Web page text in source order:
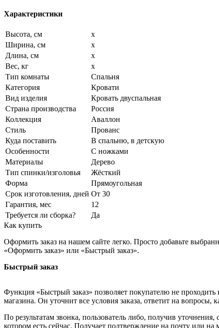
Характеристики
Высота, см
x
Ширина, см
x
Длина, см
x
Вес, кг
x
Тип комнаты
Спальня
Категория
Кровати
Вид изделия
Кровать двуспальная
Страна производства
Россия
Коллекция
Аваллон
Стиль
Прованс
Куда поставить
В спальню, в детскую
Особенности
С ножками
Материалы
Дерево
Тип спинки/изголовья
Жёсткий
Форма
Прямоугольная
Срок изготовления, дней От 30
Гарантия, мес
12
Требуется ли сборка?
Да
Как купить
Оформить заказ на нашем сайте легко. Просто добавьте
«Оформить заказ» или «Быстрый заказ».
Быстрый заказ
Функция «Быстрый заказ» позволяет покупателю не
магазина. Он уточнит все условия заказа, ответит на вопросы,
По результатам звонка, пользователь либо, получив
котором есть сейчас. Получает подтверждение на почту или